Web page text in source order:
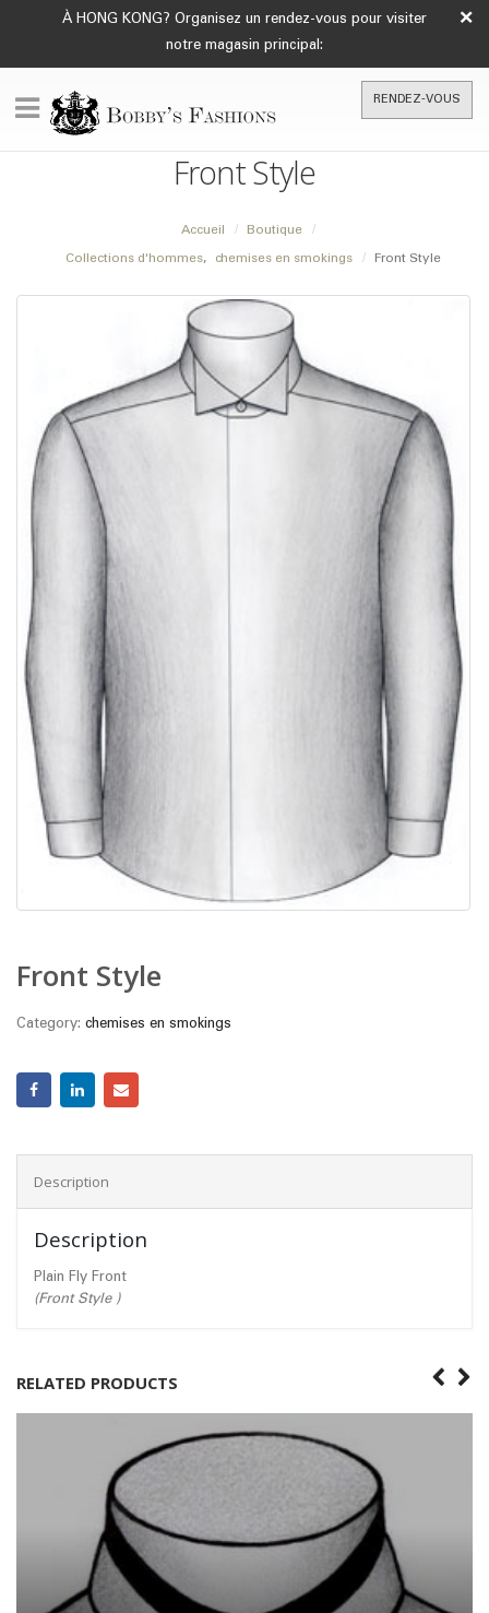
À HONG KONG? Organisez un rendez-vous pour visiter
notre magasin principal:
×
RENDEZ-VOUS
Front Style
Accueil Boutique
Collections d'hommes, chemises en smokings Front Style
Front Style
Category: chemises en smokings
Description
Description
Plain Fly Front
(Front Style )
RELATED PRODUCTS